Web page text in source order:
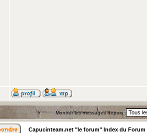
Montrer les messages depuis:
Capucinteam.net "le forum" Index du Forum